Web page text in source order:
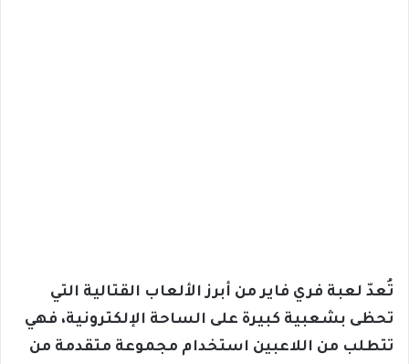
تُعدّ لعبة فري فاير من أبرز الألعاب القتالية التي
تحظى بشعبية كبيرة على الساحة الإلكترونية، فهي
تتطلب من اللاعبين استخدام مجموعة متقدمة من